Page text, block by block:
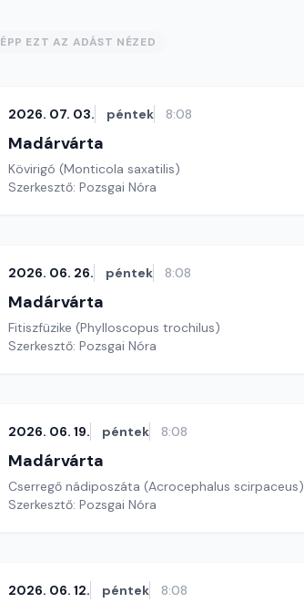
ÉPP EZT AZ ADÁST NÉZED
2026. 07. 03. péntek 8:08
Madárvárta
Kövirigó (Monticola saxatilis)
Szerkesztő: Pozsgai Nóra
2026. 06. 26. péntek 8:08
Madárvárta
Fitiszfüzike (Phylloscopus trochilus)
Szerkesztő: Pozsgai Nóra
2026. 06. 19. péntek 8:08
Madárvárta
Cserregő nádiposzáta (Acrocephalus scirpaceus)
Szerkesztő: Pozsgai Nóra
2026. 06. 12. péntek 8:08